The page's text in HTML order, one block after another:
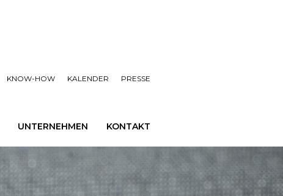
KNOW-HOW KALENDER PRESSE
UNTERNEHMEN KONTAKT